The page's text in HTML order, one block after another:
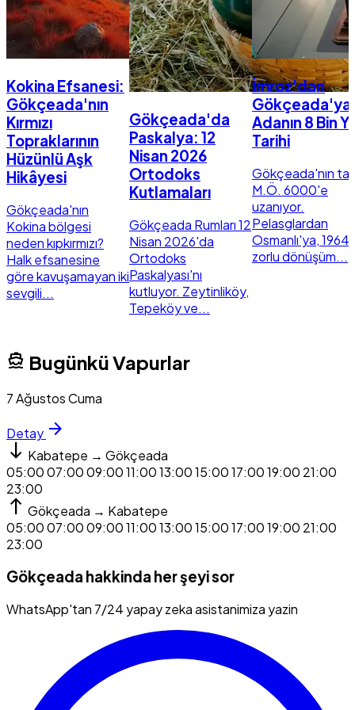
Kokina Efsanesi:
Gökçeada'nın
Kırmızı
Topraklarının
Hüzünlü Aşk
Hikâyesi
Gökçeada'nın
Kokina bölgesi
neden kıpkırmızı?
Halk efsanesine
göre kavuşamayan iki
sevgili...
Gökçeada'da
Paskalya: 12
Nisan 2026
Ortodoks
Kutlamaları
Gökçeada Rumları 12
Nisan 2026'da
Ortodoks
Paskalyası'nı
kutluyor. Zeytinliköy,
Tepeköy ve...
İmroz'dan
Adanın 8 Bin
Tarihi
Gökçeada'nın
M.Ö. 6000'e
uzanıyor.
Pelasglardan
Osmanlı'ya,
zorlu dönüşüm...
directions_boat Bugünkü Vapurlar
7 Ağustos Cuma
Detay arrow_forward
south Kabatepe → Gökçeada
05:0007:0009:0011:0013:0015:0017:0019:00 21:00
23:00
north Gökçeada → Kabatepe
05:0007:0009:0011:0013:0015:0017:0019:00 21:00
23:00
Gökçeada hakkinda her şeyi sor
WhatsApp'tan 7/24 yapay zeka asistanimiza yazin